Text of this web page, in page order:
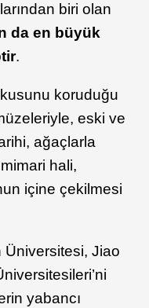
biri olan
da en büyük
.
koruduğu
eski ve
ağaçlarla
hali,
içine çekilmesi
Jiao
yabancı